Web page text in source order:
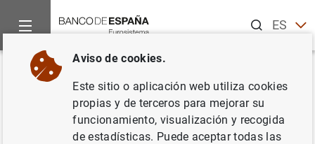
ESEN
Inicio Noticias y eventos
Volver
Financiación del Eurosistema
(noviembre de 2025)
Aviso de cookies.
Este sitio o aplicación web utiliza cookies
propias y de terceros para mejorar su
funcionamiento, visualización y recogida
de estadísticas. Puede aceptar todas las